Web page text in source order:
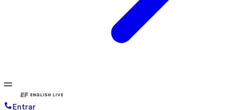
Entrar